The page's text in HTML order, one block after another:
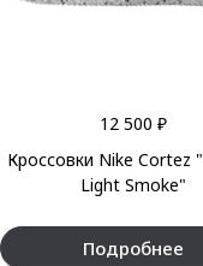
12 500 ₽
Кроссовки Nike Cortez
Light Smoke"
Подробнее